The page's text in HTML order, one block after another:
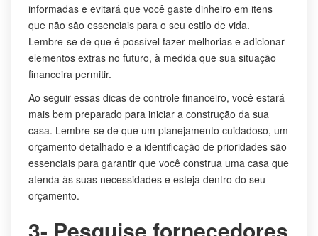
informadas e evitará que você gaste dinheiro em itens
que não são essenciais para o seu estilo de vida.
Lembre-se de que é possível fazer melhorias e adicionar
elementos extras no futuro, à medida que sua situação
financeira permitir.
Ao seguir essas dicas de controle financeiro, você estará
mais bem preparado para iniciar a construção da sua
casa. Lembre-se de que um planejamento cuidadoso, um
orçamento detalhado e a identificação de prioridades são
essenciais para garantir que você construa uma casa que
atenda às suas necessidades e esteja dentro do seu
orçamento.